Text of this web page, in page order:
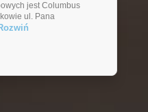
jest Columbus
ul. Pana